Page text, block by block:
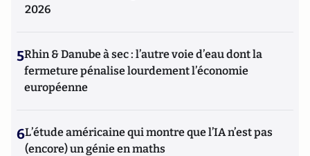
2026
5Rhin & Danube à sec : l’autre voie d’eau dont la
fermeture pénalise lourdement l’économie
européenne
6L’étude américaine qui montre que l’IA n’est pas
(encore) un génie en maths